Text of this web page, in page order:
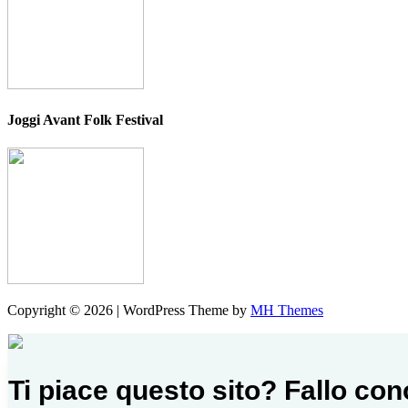
Joggi Avant Folk Festival
Copyright © 2026 | WordPress Theme by MH Themes
Ti piace questo sito? Fallo